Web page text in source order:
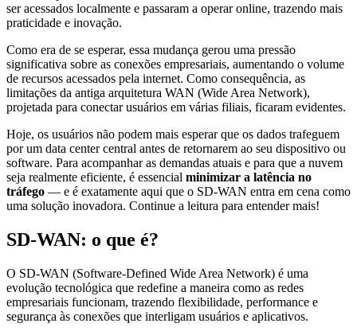
ser acessados localmente e passaram a operar online, trazendo mais
praticidade e inovação.
Como era de se esperar, essa mudança gerou uma pressão
significativa sobre as conexões empresariais, aumentando o volume
de recursos acessados pela internet. Como consequência, as
limitações da antiga arquitetura WAN (Wide Area Network),
projetada para conectar usuários em várias filiais, ficaram evidentes.
Hoje, os usuários não podem mais esperar que os dados trafeguem
por um data center central antes de retornarem ao seu dispositivo ou
software. Para acompanhar as demandas atuais e para que a nuvem
seja realmente eficiente, é essencial minimizar a latência no
tráfego — e é exatamente aqui que o SD-WAN entra em cena como
uma solução inovadora. Continue a leitura para entender mais!
SD-WAN: o que é?
O SD-WAN (Software-Defined Wide Area Network) é uma
evolução tecnológica que redefine a maneira como as redes
empresariais funcionam, trazendo flexibilidade, performance e
segurança às conexões que interligam usuários e aplicativos.